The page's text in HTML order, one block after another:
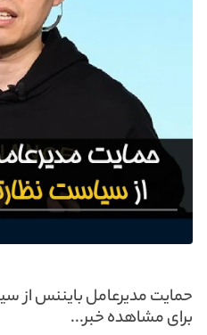
حمایت مدیرعامل بایننس از
برای مشاهده خبر...